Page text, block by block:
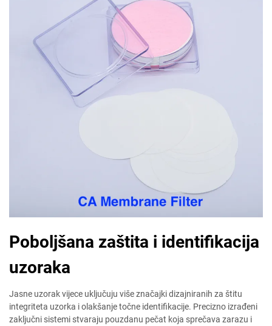
Poboljšana zaštita i identifikacija
uzoraka
Jasne uzorak vijece uključuju više značajki dizajniranih za štitu
integriteta uzorka i olakšanje točne identifikacije. Precizno izrađeni
zaključni sistemi stvaraju pouzdanu pečat koja sprečava zarazu i